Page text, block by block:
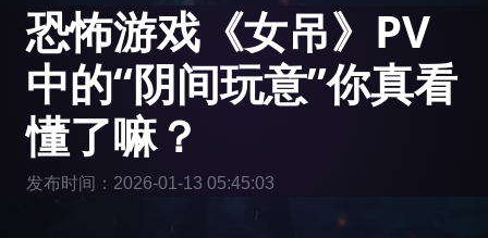
恐怖游戏《女吊》PV
中的“阴间玩意”你真看
懂了嘛？
发布时间：2026-01-13 05:45:03